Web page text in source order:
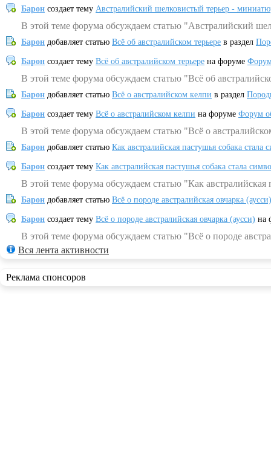
Барон создает тему Австралийский шелковистый терьер -
В этой теме форума обсуждаем статью "Австралийский
Барон добавляет статью Всё об австралийском терьере в раздел
Барон создает тему Всё об австралийском терьере на форуме
В этой теме форума обсуждаем статью "Всё об
Барон добавляет статью Всё о австралийском келпи в раздел
Барон создает тему Всё о австралийском келпи на форуме Форум
В этой теме форума обсуждаем статью "Всё о
Барон добавляет статью Как австралийская пастушья собака
Барон создает тему Как австралийская пастушья собака стала
В этой теме форума обсуждаем статью "Как
Барон добавляет статью Всё о породе австралийская овчарка (аусси)
Барон создает тему Всё о породе австралийская овчарка (аусси) на
В этой теме форума обсуждаем статью "Всё о породе
Вся лента активности
Реклама спонсоров